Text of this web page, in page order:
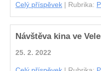
Celý příspěvek | Rubrika:
Návštěva kina ve
25. 2. 2022